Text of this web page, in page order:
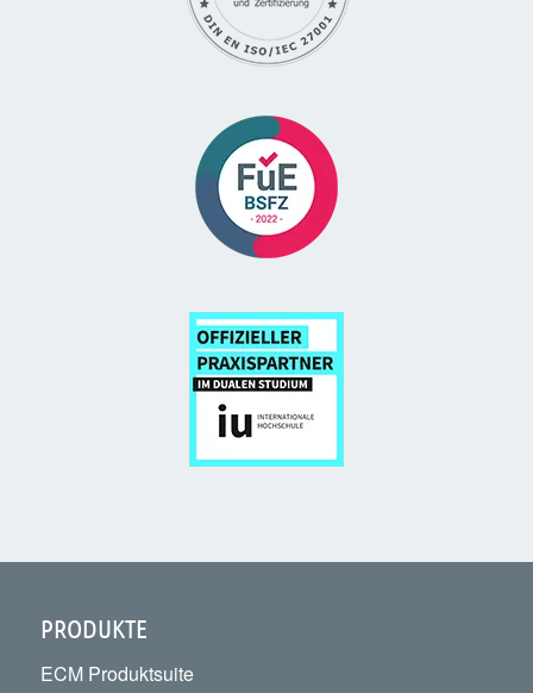
PRODUKTE
ECM Produktsuite